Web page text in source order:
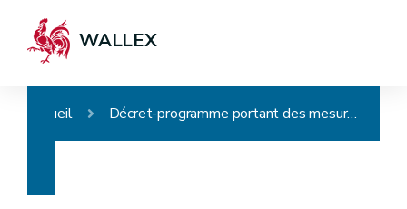
WALLEX
Accueil Décret-programme portant des mesures diverses liées au budget en matière de calamité naturelle, de sécurité routière, de travaux publics, d'énergie, de logement, d'environnement, d'aménagement du territoire, de bien-être animal, d'agriculture et de fiscalité